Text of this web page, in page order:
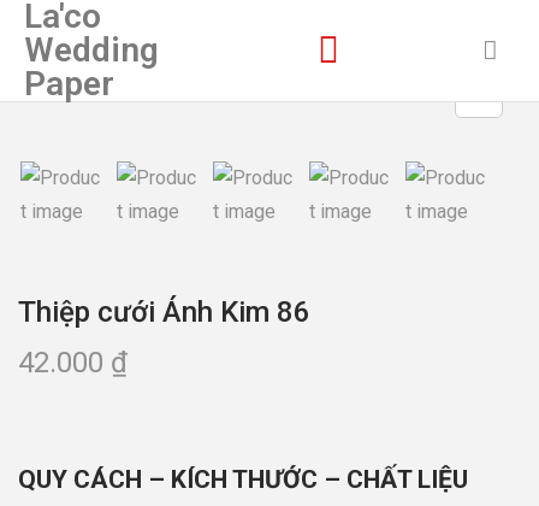
La'co
Wedding
Paper
Thiệp cưới Ánh Kim 86
42.000 ₫
QUY CÁCH – KÍCH THƯỚC – CHẤT LIỆU